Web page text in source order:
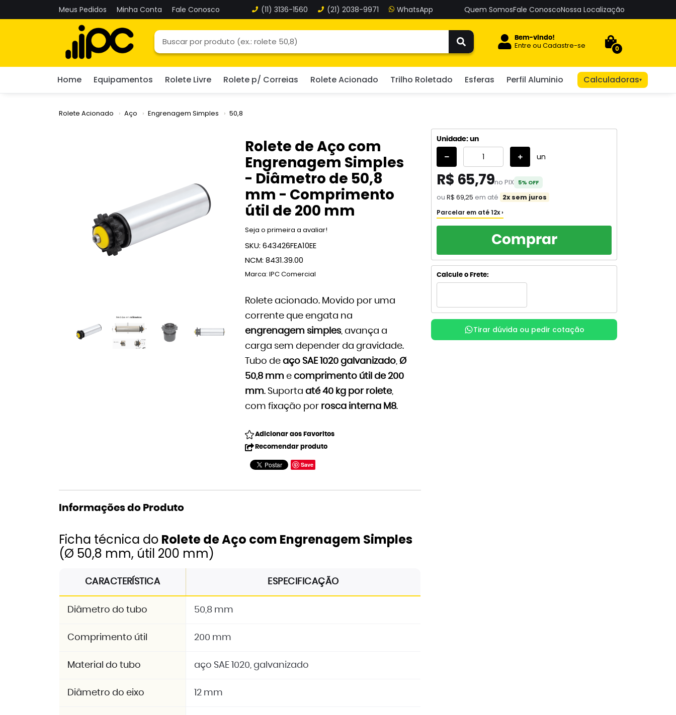
Meus Pedidos Minha Conta Fale Conosco (11) 3136-1560 (21) 2038-9971 Quem SomosFale ConoscoNossa Localização
Bem-vindo!
Entre ouCadastre-se 0
Home Equipamentos Rolete Livre Rolete p/ Correias Rolete Acionado Trilho Roletado Esferas Perfil Aluminio Calculadoras▾
Rolete Acionado Aço Engrenagem Simples 50,8
Rolete de Aço com
Engrenagem Simples
- Diâmetro de 50,8
mm - Comprimento
útil de 200 mm
Seja o primeira a avaliar!
SKU: 643426FEA10EE
NCM: 8431.39.00
Marca: IPC Comercial
Rolete acionado. Movido por uma
corrente que engata na
engrenagem simples, avança a
carga sem depender da gravidade.
Tubo de aço SAE 1020 galvanizado, Ø
50,8 mm e comprimento útil de 200
mm. Suporta até 40 kg por rolete,
com fixação por rosca interna M8.
Adicionar aos Favoritos
Recomendar produto
Save
Unidade: un
un
R$ 65,79no PIX 5% OFF
ouR$ 69,25 em até 2x sem juros
Parcelar em até 12x ›
2xde R$ 34,62 R$ 69,25
R$ 77,12
com juros
5xde R$ 15,83 R$ 79,16
com juros
Comprar
Calcule o Frete:
Tirar dúvida ou pedir cotação
Informações do Produto
Ficha técnica do Rolete de Aço com Engrenagem Simples
(Ø 50,8 mm, útil 200 mm)
CARACTERÍSTICA ESPECIFICAÇÃO
Diâmetro do tubo 50,8 mm
Comprimento útil 200 mm
Material do tubo aço SAE 1020, galvanizado
Diâmetro do eixo 12 mm